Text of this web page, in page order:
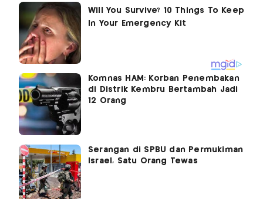
Komnas HAM: Korban Penembakan
di Distrik Kembru Bertambah Jadi
12 Orang
Serangan di SPBU dan Permukiman
Israel, Satu Orang Tewas